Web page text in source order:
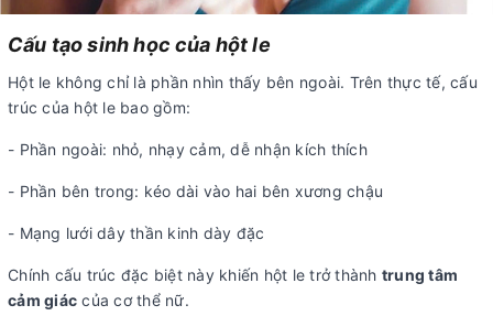
Cấu tạo sinh học của hột le
Hột le không chỉ là phần nhìn thấy bên ngoài. Trên thực tế, cấu
trúc của hột le bao gồm:
- Phần ngoài: nhỏ, nhạy cảm, dễ nhận kích thích
- Phần bên trong: kéo dài vào hai bên xương chậu
- Mạng lưới dây thần kinh dày đặc
Chính cấu trúc đặc biệt này khiến hột le trở thành trung tâm
cảm giác của cơ thể nữ.